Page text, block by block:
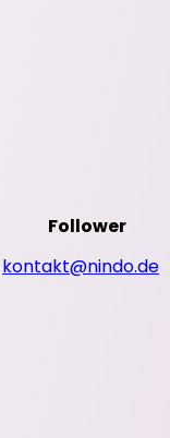
Follower
kontakt@nindo.de